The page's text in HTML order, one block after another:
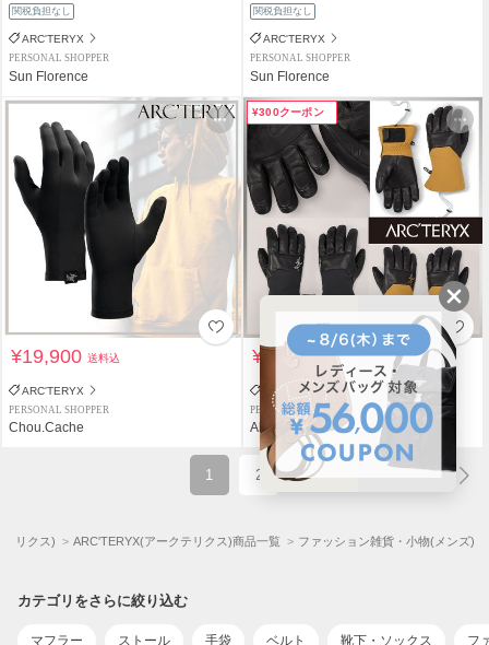
関税負担なし
ARC'TERYX
PERSONAL SHOPPER
Sun Florence
関税負担なし
ARC'TERYX
PERSONAL SHOPPER
Sun Florence
¥19,900送料込
ARC'TERYX
PERSONAL SHOPPER
Chou.Cache
¥300クーポン
¥40,960送料込
ARC'TERYX
PERSONAL SHOPPER
Abulicious
1 2
テリクス) ARC'TERYX(アークテリクス)商品一覧 ファッション雑貨・小物(メンズ)
カテゴリをさらに絞り込む
マフラー ストール 手袋 ベルト 靴下・ソックス フ